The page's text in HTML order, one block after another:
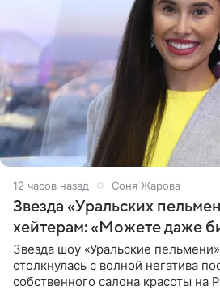
12 часов назад Соня Жарова
Звезда «Уральских
хейтерам: «Можете даже
Звезда шоу «Уральские
столкнулась с волной негатива
собственного салона красоты на